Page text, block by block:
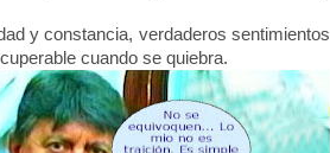
y constancia, verdaderos sentimientos
cuando se quiebra.